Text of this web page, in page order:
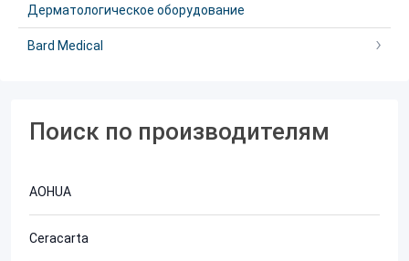
Дерматологическое оборудование
Bard Medical
Поиск по производителям
AOHUA
Ceracarta